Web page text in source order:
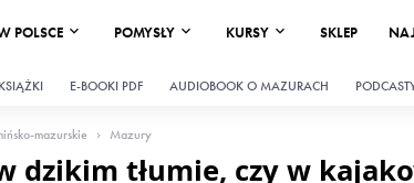
POLSCE POMYSŁY KURSY SKLEP
E-BOOKI PDF AUDIOBOOK O MAZURACH
mazurskie Mazury
dzikim tłumie, czy w